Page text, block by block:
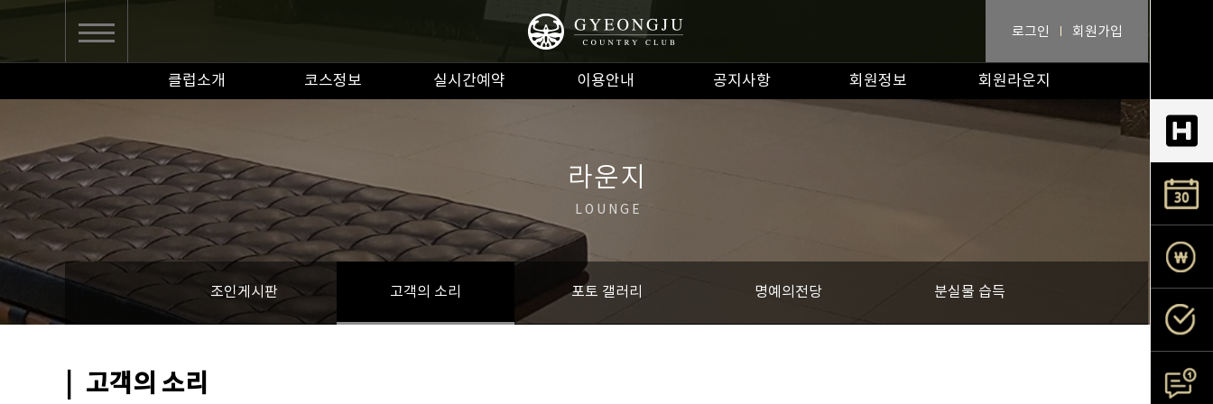
로그인 회원가입
클럽소개 코스정보 실시간예약 이용안내 공지사항 회원정보 회원라운지
라운지
LOUNGE
조인게시판 고객의 소리 포토 갤러리 명예의전당 분실물 습득
고객의 소리